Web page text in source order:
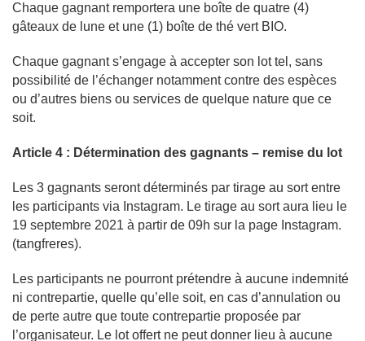
Chaque gagnant remportera une boîte de quatre (4)
gâteaux de lune et une (1) boîte de thé vert BIO.
Chaque gagnant s’engage à accepter son lot tel, sans
possibilité de l’échanger notamment contre des espèces
ou d’autres biens ou services de quelque nature que ce
soit.
Article 4 : Détermination des gagnants – remise du lot
Les 3 gagnants seront déterminés par tirage au sort entre
les participants via Instagram. Le tirage au sort aura lieu le
19 septembre 2021 à partir de 09h sur la page Instagram.
(tangfreres).
Les participants ne pourront prétendre à aucune indemnité
ni contrepartie, quelle qu’elle soit, en cas d’annulation ou
de perte autre que toute contrepartie proposée par
l’organisateur. Le lot offert ne peut donner lieu à aucune